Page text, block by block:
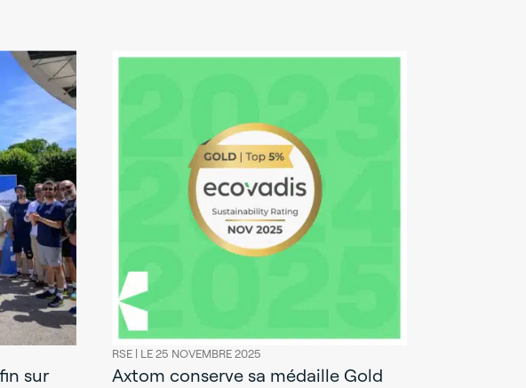
sur
RSE | LE 25 NOVEMBRE 2025
Axtom conserve sa médaille Gold